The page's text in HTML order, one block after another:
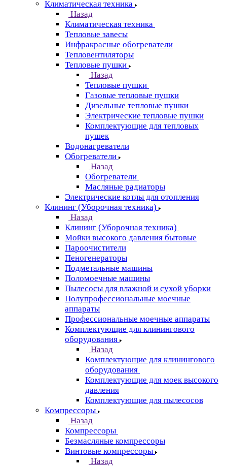
Климатическая техника
Назад
Климатическая техника
Тепловые завесы
Инфракрасные обогреватели
Тепловентиляторы
Тепловые пушки
Назад
Тепловые пушки
Газовые тепловые пушки
Дизельные тепловые пушки
Электрические тепловые пушки
Комплектующие для тепловых
пушек
Водонагреватели
Обогреватели
Назад
Обогреватели
Масляные радиаторы
Электрические котлы для отопления
Клининг (Уборочная техника)
Назад
Клининг (Уборочная техника)
Мойки высокого давления бытовые
Пароочистители
Пеногенераторы
Подметальные машины
Поломоечные машины
Пылесосы для влажной и сухой уборки
Полупрофессиональные моечные
аппараты
Профессиональные моечные аппараты
Комплектующие для клинингового
оборудования
Назад
Комплектующие для клинингового
оборудования
Комплектующие для моек высокого
давления
Комплектующие для пылесосов
Компрессоры
Назад
Компрессоры
Безмасляные компрессоры
Винтовые компрессоры
Назад